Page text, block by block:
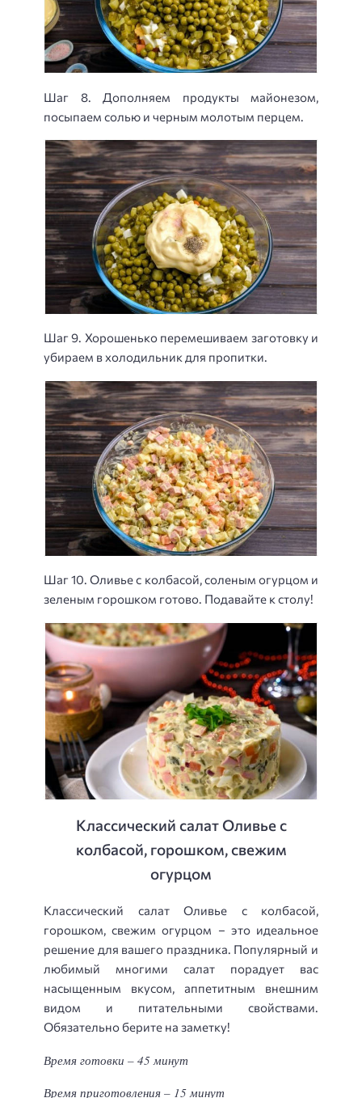
Шаг 8. Дополняем продукты майонезом,
посыпаем солью и черным молотым перцем.
Шаг 9. Хорошенько перемешиваем заготовку и
убираем в холодильник для пропитки.
Шаг 10. Оливье с колбасой, соленым огурцом и
зеленым горошком готово. Подавайте к столу!
Классический салат Оливье с
колбасой, горошком, свежим
огурцом
Классический салат Оливье с колбасой,
горошком, свежим огурцом – это идеальное
решение для вашего праздника. Популярный и
любимый многими салат порадует вас
насыщенным вкусом, аппетитным внешним
видом и питательными свойствами.
Обязательно берите на заметку!
Время готовки – 45 минут
Время приготовления – 15 минут